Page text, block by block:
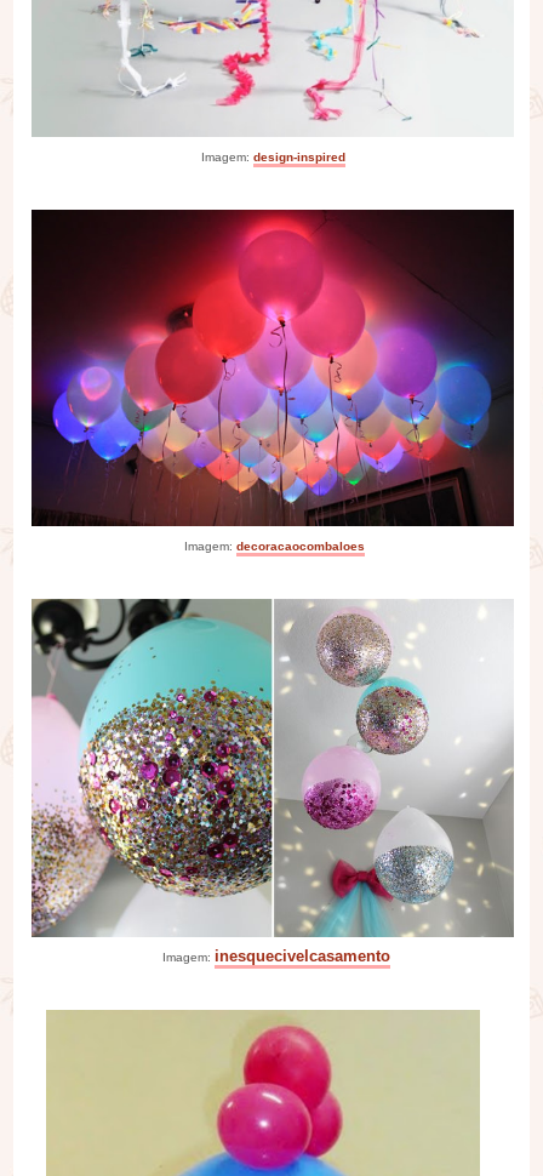
Imagem: design-inspired
Imagem: decoracaocombaloes
Imagem: inesquecivelcasamento